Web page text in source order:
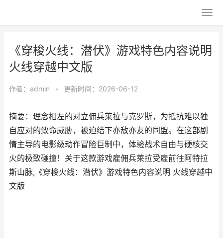
《穿梭火线：潜伏》游戏特色内容说明
火线穿越中文版
作者： admin • 更新时间：2026-06-12
摘要：理念相左的对立佣兵莱拉与克罗斯，为抵抗难以独
自应对的致命威胁，被迫结下亦敌亦友的同盟。在这部剧
情主导的电影级动作冒险巨制中，体验战术自由与硬核交
火的极致碰撞！关于这款游戏雇佣兵莱拉受雇前往阿特拉
斯山脉,《穿梭火线：潜伏》游戏特色内容说明 火线穿越中
文版